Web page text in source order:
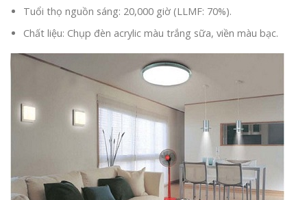
Tuổi thọ nguồn sáng: 20,000 giờ (LLMF: 70%).
Chất liệu: Chụp đèn acrylic màu trắng sữa, viền màu bạc.